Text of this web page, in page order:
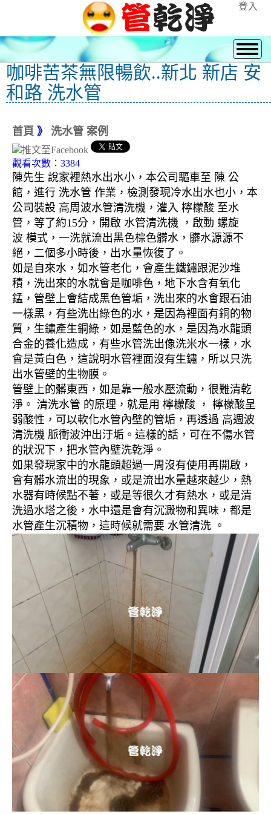
登入
咖啡苦茶無限暢飲..新北 新店 安
和路 洗水管
首頁 》 洗水管 案例
觀看次數：3384
陳先生 說家裡熱水出水小，本公司驅車至 陳 公
館，進行 洗水管 作業，檢測發現冷水出水也小，本
公司裝設 高周波水管清洗機，灌入 檸檬酸 至水
管，等了約15分，開啟 水管清洗機 ，啟動 螺旋
波 模式，一洗就流出黑色棕色髒水，髒水源源不
絕，二個多小時後，出水量恢復了。
如是自來水，如水管老化，會產生鐵鏽跟泥沙堆
積，洗出來的水就會是咖啡色，地下水含有氧化
錳，管壁上會結成黑色管垢，洗出來的水會跟石油
一樣黑，有些洗出綠色的水，是因為裡面有銅的物
質，生鏽產生銅綠，如是藍色的水，是因為水龍頭
合金的養化造成，有些水管洗出像洗米水一樣，水
會是黃白色，這說明水管裡面沒有生鏽，所以只洗
出水管壁的生物膜。
管壁上的髒東西，如是靠一般水壓流動，很難清乾
淨。 清洗水管 的原理，就是用 檸檬酸 ， 檸檬酸呈
弱酸性，可以軟化水管內壁的管垢，再透過 高週波
清洗機 脈衝波沖出汙垢。這樣的話，可在不傷水管
的狀況下，把水管內壁洗乾淨。
如果發現家中的水龍頭超過一周沒有使用再開啟，
會有髒水流出的現象，或是流出水量越來越少，熱
水器有時候點不著，或是等很久才有熱水，或是清
洗過水塔之後，水中還是會有沉澱物和異味，都是
水管產生沉積物，這時候就需要 水管清洗 。